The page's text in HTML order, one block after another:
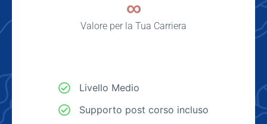
∞
Valore per la Tua Carriera
Livello Medio
Supporto post corso incluso